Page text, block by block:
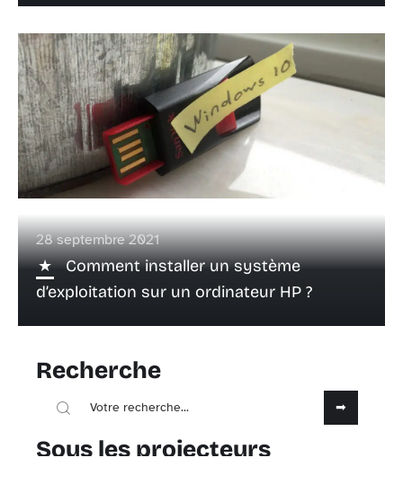
28 septembre 2021
Comment installer un système
d’exploitation sur un ordinateur HP ?
Recherche
Sous les projecteurs